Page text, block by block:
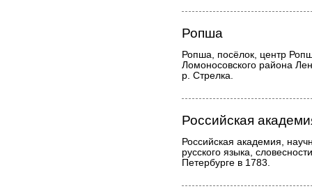
Ропша
Ропша, посёлок, центр
Ломоносовского района
р. Стрелка.
Российская
Российская академия,
русского языка,
Петербурге в 1783.